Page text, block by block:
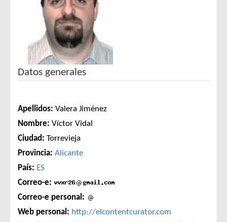
Datos generales
Apellidos: Valera Jiménez
Nombre: Víctor Vidal
Ciudad: Torrevieja
Provincia: Alicante
País: ES
Correo-e:
Correo-e personal:
Web personal: http://elcontentcurator.com